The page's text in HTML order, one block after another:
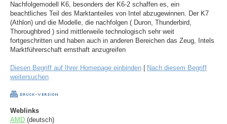
Nachfolgemodell K6, besonders der K6-2 schaffen es, ein
beachtliches Teil des Marktanteiles von Intel abzugewinnen. Der K7
(Athlon) und die Modelle, die nachfolgen ( Duron, Thunderbird,
Thoroughbred ) sind mittlerweile technologisch sehr weit
fortgeschritten und haben auch in anderen Bereichen das Zeug, Intels
Marktführerschaft ernsthaft anzugreifen
Diesen Begriff auf Ihrer Homepage einbinden
Nach diesem Begriff
weitersuchen
Weblinks
AMD (deutsch)